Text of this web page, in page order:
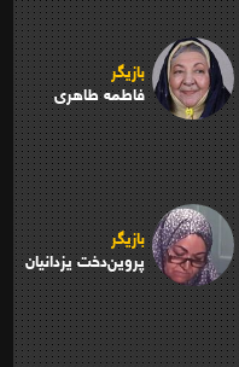
بازیگر
فاطمه طاهری
بازیگر
پروین‌دخت یزدانیان